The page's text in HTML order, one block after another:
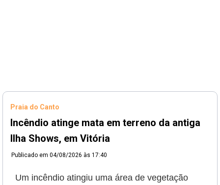
Praia do Canto
Incêndio atinge mata em terreno da antiga
Ilha Shows, em Vitória
Publicado em 04/08/2026 às 17:40
Um incêndio atingiu uma área de vegetação